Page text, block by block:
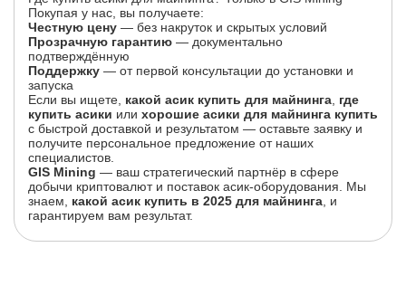
Покупая у нас, вы получаете:
Честную цену — без накруток и скрытых условий
Прозрачную гарантию — документально
подтверждённую
Поддержку — от первой консультации до установки и
запуска
Если вы ищете, какой асик купить для майнинга где
купить асики или хорошие асики для майнинга купить
с быстрой доставкой и результатом — оставьте заявку и
получите персональное предложение от наших
специалистов.
GIS Mining — ваш стратегический партнёр в сфере
добычи криптовалют и поставок асик-оборудования. Мы
знаем, какой асик купить в 2025 для майнинга , и
гарантируем вам результат.